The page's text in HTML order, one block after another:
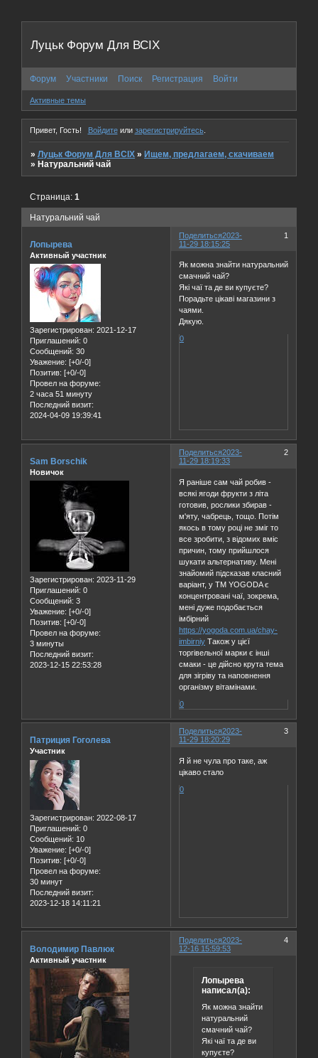
Луцьк Форум Для ВСІХ
Форум Участники Поиск Регистрация Войти
Активные темы
Привет, Гость! Войдитеили зарегистрируйтесь.
»Луцьк Форум Для ВСІХ »Ищем, предлагаем, скачиваем
»Натуральний чай
Натуральний чай
Страница:1
Поделиться 1
2023-
11-29 18:15:25
Лопырева
Активный участник
Зарегистрирован: 2021-12-17
Приглашений: 0
Сообщений: 30
Уважение: [+0/-0]
Позитив: [+0/-0]
Провел на форуме:
2 часа 51 минуту
Последний визит:
2024-04-09 19:39:41
Як можна знайти натуральний
смачний чай?
Які чаї та де ви купуєте?
Порадьте цікаві магазини з
чаями.
Дякую.
0
Поделиться 2
2023-
11-29 18:19:33
Sam Borschik
Новичок
Зарегистрирован: 2023-11-29
Приглашений: 0
Сообщений: 3
Уважение: [+0/-0]
Позитив: [+0/-0]
Провел на форуме:
3 минуты
Последний визит:
2023-12-15 22:53:28
Я раніше сам чай робив -
всякі ягоди фрукти з літа
готовив, рослики збирав -
м'яту, чабрець, тощо. Потім
якось в тому році не зміг то
все зробити, з відомих вміс
причин, тому прийшлося
шукати альтернативу. Мені
знайомий підсказав класний
варіант, у ТМ YOGODA є
концентровані чаї, зокрема,
мені дуже подобається
імбірний
https://yogoda.com.ua/chay-
imbirniy Також у цієї
торгівельної марки є інші
смаки - це дійсно крута тема
для зігріву та наповнення
організму вітамінами.
0
Поделиться 3
2023-
11-29 18:20:29
Патриция Гоголева
Участник
Зарегистрирован: 2022-08-17
Приглашений: 0
Сообщений: 10
Уважение: [+0/-0]
Позитив: [+0/-0]
Провел на форуме:
30 минут
Последний визит:
2023-12-18 14:11:21
Я й не чула про таке, аж
цікаво стало
0
Поделиться 4
2023-
12-16 15:59:53
Володимир Павлюк
Активный участник
Лопырева
написал(а):
Як можна знайти
натуральний
смачний чай?
Які чаї та де ви
купуєте?